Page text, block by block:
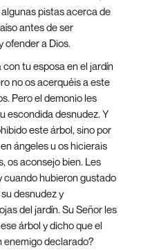
pistas acerca de
antes de ser
ofender a Dios.
con tu esposa en el jardín
no os acerquéis a este
Pero el demonio les
escondida desnudez. Y
este árbol, sino por
ángeles u os hicierais
os aconsejo bien. Les
cuando hubieron gustado
desnudez y
del jardín. Su Señor les
árbol y dicho que el
enemigo declarado?